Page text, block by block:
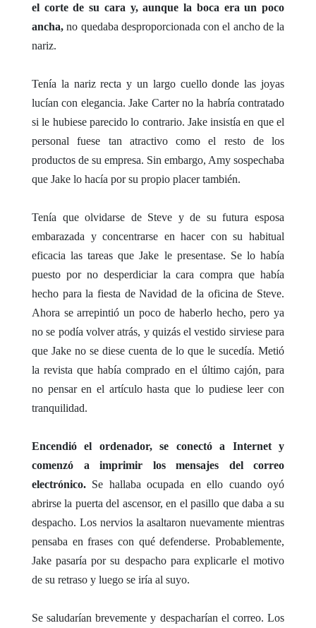
el corte de su cara y, aunque la boca era un poco
ancha, no quedaba desproporcionada con el ancho de la
nariz.
Tenía la nariz recta y un largo cuello donde las joyas
lucían con elegancia. Jake Carter no la habría contratado
si le hubiese parecido lo contrario. Jake insistía en que el
personal fuese tan atractivo como el resto de los
productos de su empresa. Sin embargo, Amy sospechaba
que Jake lo hacía por su propio placer también.
Tenía que olvidarse de Steve y de su futura esposa
embarazada y concentrarse en hacer con su habitual
eficacia las tareas que Jake le presentase. Se lo había
puesto por no desperdiciar la cara compra que había
hecho para la fiesta de Navidad de la oficina de Steve.
Ahora se arrepintió un poco de haberlo hecho, pero ya
no se podía volver atrás, y quizás el vestido sirviese para
que Jake no se diese cuenta de lo que le sucedía. Metió
la revista que había comprado en el último cajón, para
no pensar en el artículo hasta que lo pudiese leer con
tranquilidad.
Encendió el ordenador, se conectó a Internet y
comenzó a imprimir los mensajes del correo
electrónico. Se hallaba ocupada en ello cuando oyó
abrirse la puerta del ascensor, en el pasillo que daba a su
despacho. Los nervios la asaltaron nuevamente mientras
pensaba en frases con qué defenderse. Probablemente,
Jake pasaría por su despacho para explicarle el motivo
de su retraso y luego se iría al suyo.
Se saludarían brevemente y despacharían el correo. Los